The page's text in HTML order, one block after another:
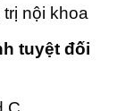
nội khoa
tuyệt đối